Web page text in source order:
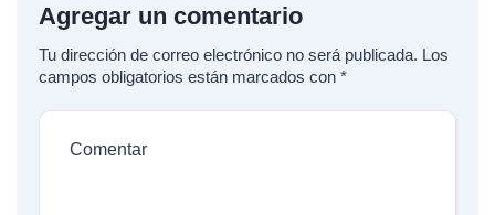
Agregar un comentario
Tu dirección de correo electrónico no será publicada. Los
campos obligatorios están marcados con *